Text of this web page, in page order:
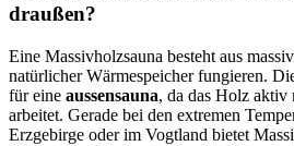
draußen?
Eine Massivholzsauna besteht aus
natürlicher Wärmespeicher fungieren.
für eine aussensauna, da das Holz
arbeitet. Gerade bei den extremen
Erzgebirge oder im Vogtland bietet